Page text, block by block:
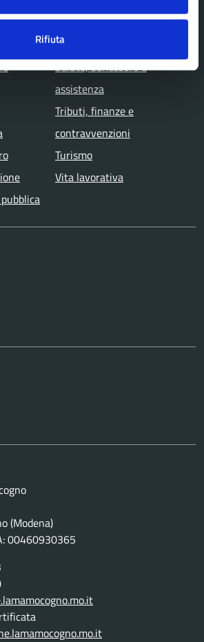
Rifiuta
Imprese e commercio
Mobilità e trasporti
Salute, benessere e
assistenza
Tributi, finanze e
contravvenzioni
Turismo
Vita lavorativa
(Modena)
00460930365